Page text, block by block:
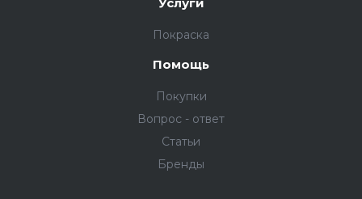
Услуги
Покраска
Помощь
Покупки
Вопрос - ответ
Статьи
Бренды